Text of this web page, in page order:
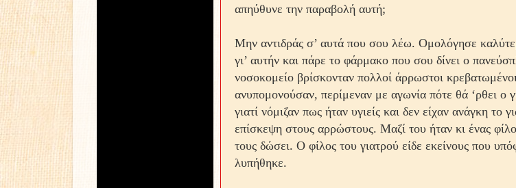
απηύθυνε την παραβολή αυτή;
Μην αντιδράς σ’ αυτά που σου λέω. Ομολόγησε
γι’ αυτήν και πάρε το φάρμακο που σου δίνει ο
νοσοκομείο βρίσκονταν πολλοί άρρωστοι
ανυπομονούσαν, περίμεναν με αγωνία πότε θά ‘ρθει ο
γιατί νόμιζαν πως ήταν υγιείς και δεν είχαν ανάγκη το
επίσκεψη στους αρρώστους. Μαζί του ήταν κι ένας
τους δώσει. Ο φίλος του γιατρού είδε εκείνους που
λυπήθηκε.